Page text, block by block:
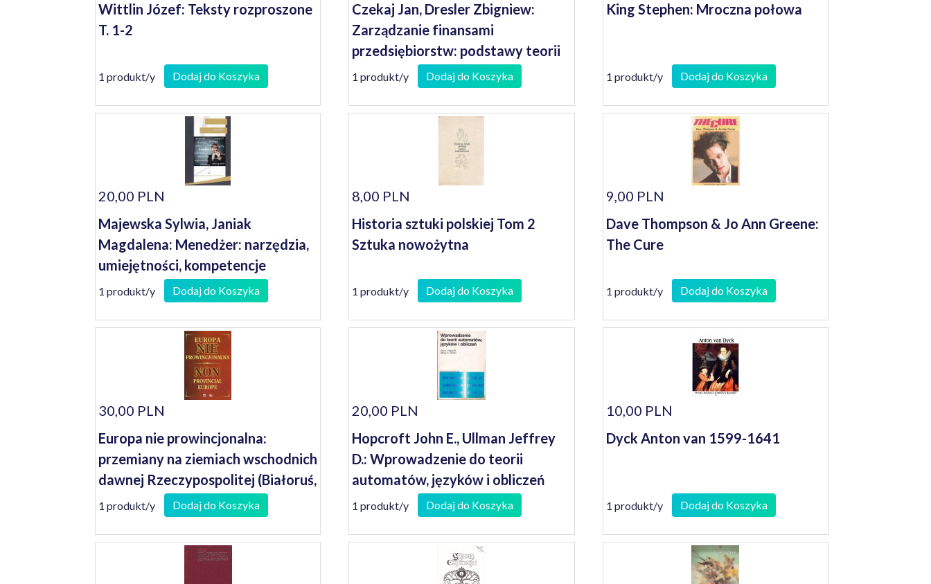
Wittlin Józef: Teksty rozproszone
T. 1-2
1 produkt/y Dodaj do Koszyka
Czekaj Jan, Dresler Zbigniew:
Zarządzanie finansami
przedsiębiorstw: podstawy teorii
1 produkt/y Dodaj do Koszyka
King Stephen: Mroczna połowa
1 produkt/y Dodaj do Koszyka
20,00 PLN
Majewska Sylwia, Janiak
Magdalena: Menedżer: narzędzia,
umiejętności, kompetencje
1 produkt/y Dodaj do Koszyka
8,00 PLN
Historia sztuki polskiej Tom 2
Sztuka nowożytna
1 produkt/y Dodaj do Koszyka
9,00 PLN
Dave Thompson & Jo Ann Greene:
The Cure
1 produkt/y Dodaj do Koszyka
30,00 PLN
Europa nie prowincjonalna:
przemiany na ziemiach wschodnich
dawnej Rzeczypospolitej (Białoruś,
Litwa, Łotwa, Ukraina, wchodnie
pogranicze III Rzeczypospolitej
Polskiej) w latach 1771-1999
1 produkt/y Dodaj do Koszyka
20,00 PLN
Hopcroft John E., Ullman Jeffrey
D.: Wprowadzenie do teorii
automatów, języków i obliczeń
1 produkt/y Dodaj do Koszyka
10,00 PLN
Dyck Anton van 1599-1641
1 produkt/y Dodaj do Koszyka